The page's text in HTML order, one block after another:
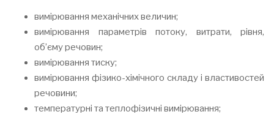
вимірювання механічних величин;
вимірювання параметрів потоку, витрати, рівня,
об’єму речовин;
вимірювання тиску;
вимірювання фізико-хімічного складу і властивостей
речовини;
температурні та теплофізичні вимірювання;